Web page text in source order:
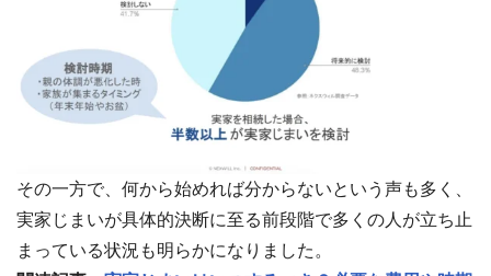
その一方で、何から始めれば分からないという声も多く、
実家じまいが具体的決断に至る前段階で多くの人が立ち止
まっている状況も明らかになりました。